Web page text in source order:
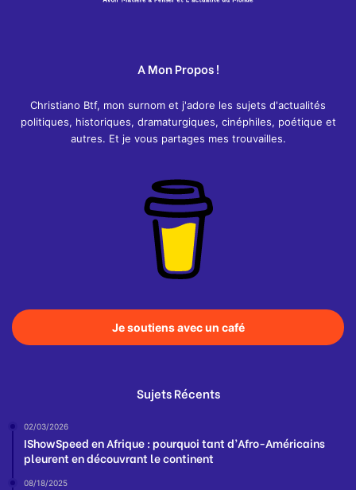
A Mon Propos !
Christiano Btf, mon surnom et j'adore les sujets d'actualités
politiques, historiques, dramaturgiques, cinéphiles, poétique et
autres. Et je vous partages mes trouvailles.
Je soutiens avec un café
Sujets Récents
02/03/2026
IShowSpeed en Afrique : pourquoi tant d’Afro-Américains
pleurent en découvrant le continent
08/18/2025